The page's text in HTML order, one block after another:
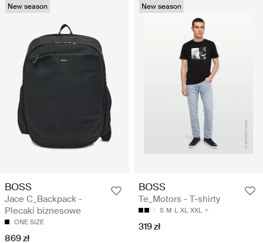
New season
BOSS
Jace C_Backpack -
Plecaki biznesowe
ONE SIZE
869 zł
New season
BOSS
Te_Motors - T-shirty
S M L XL XXL
319 zł